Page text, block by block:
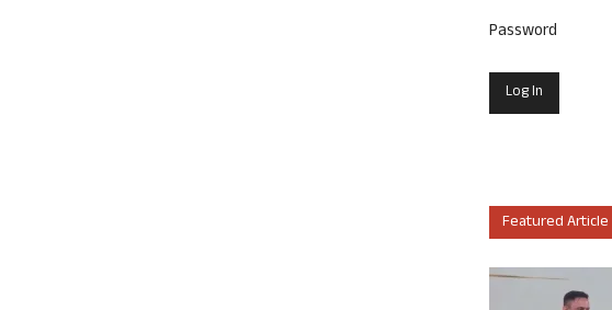
Password
Featured Article